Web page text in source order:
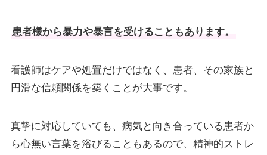
患者様から暴力や暴言を受けることもあります。
看護師はケアや処置だけではなく、患者、その家族と
円滑な信頼関係を築くことが大事です。
真摯に対応していても、病気と向き合っている患者か
ら心無い言葉を浴びることもあるので、精神的ストレ